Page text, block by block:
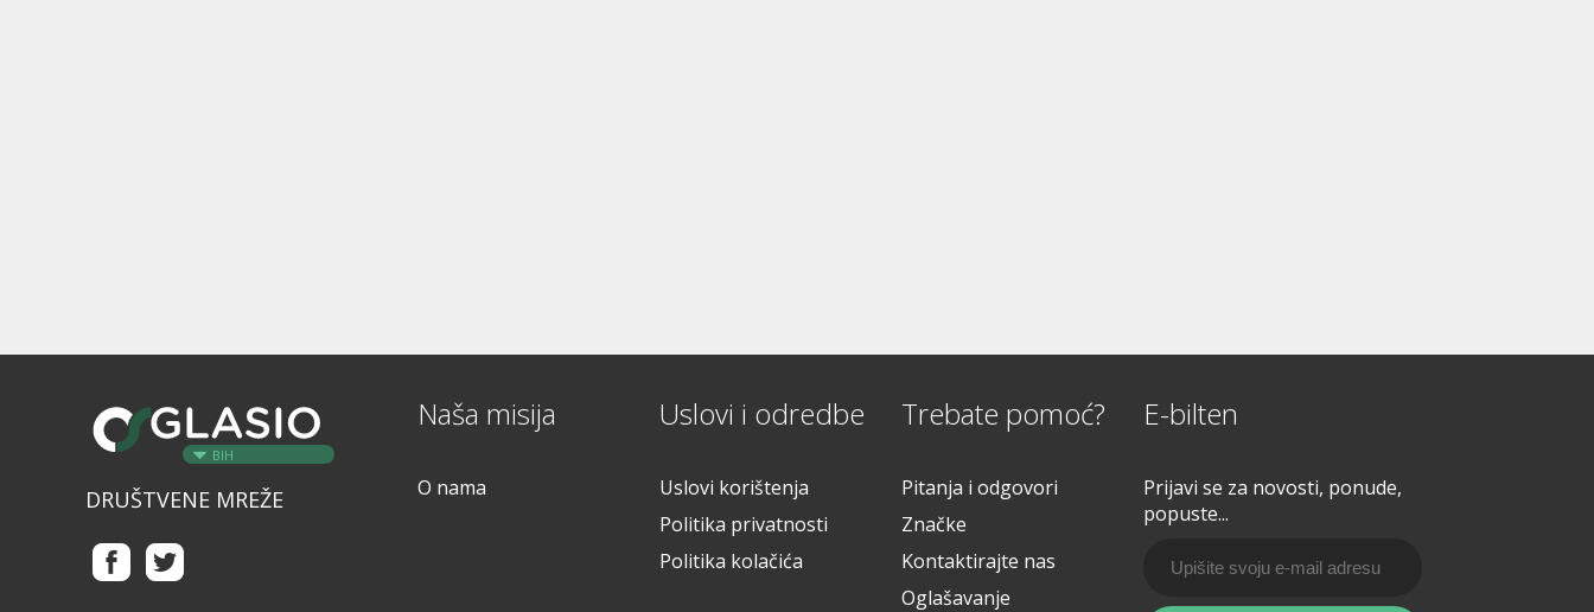
BIH
DRUŠTVENE MREŽE
Naša misija
O nama
Uslovi i odredbe
Uslovi korištenja
Politika privatnosti
Politika kolačića
Trebate pomoć?
Pitanja i odgovori
Značke
Kontaktirajte nas
Oglašavanje
E-bilten
Prijavi se za novosti, ponude,
popuste...